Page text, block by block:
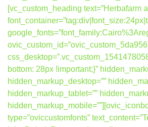
[vc_custom_heading text=”Herbafarm
bottom: 28px !important;}”
hidden_markup_desktop=””
hidden_markup_tablet=””
type=”oviccustomfonts”